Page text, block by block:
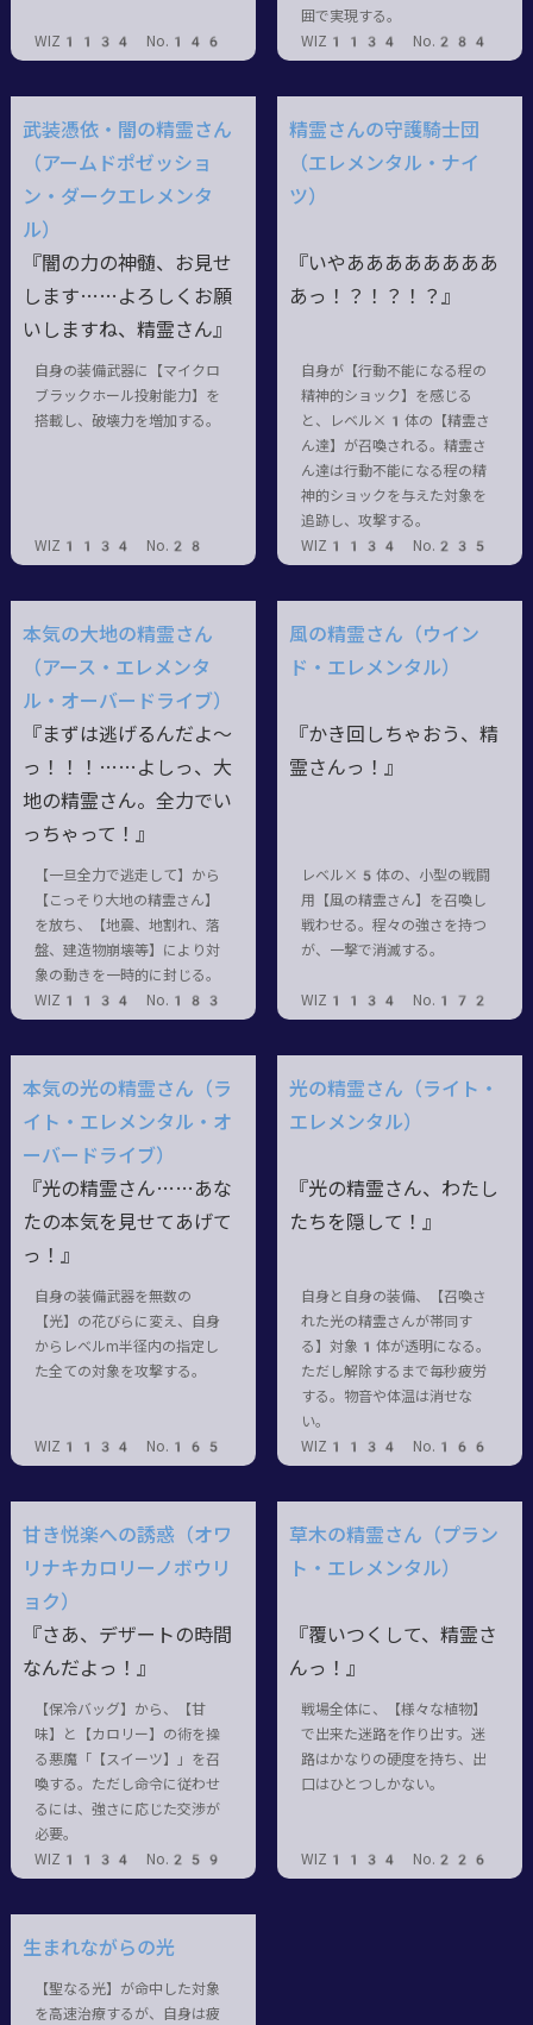
WIZ1134 No.146
囲で実現する。
WIZ1134 No.284
武装憑依・闇の精霊さん
（アームドポゼッショ
ン・ダークエレメンタ
ル）
『闇の力の神髄、お見せ
します……よろしくお願
いしますね、精霊さん』
自身の装備武器に【マイクロ
ブラックホール投射能力】を
搭載し、破壊力を増加する。
WIZ1134 No.28
精霊さんの守護騎士団
（エレメンタル・ナイ
ツ）
『いやああああああああ
あっ ！？！？！？』
自身が【行動不能になる程の
精神的ショック】を感じる
と、レベル×1体の【精霊さ
ん達】が召喚される。精霊さ
ん達は行動不能になる程の精
神的ショックを与えた対象を
追跡し、攻撃する。
WIZ1134 No.235
本気の大地の精霊さん
（アース・エレメンタ
ル・オーバードライブ）
『まずは逃げるんだよ～
っ ！！！…… よしっ、大
地の精霊さん。全力でい
っちゃって！』
【一旦全力で逃走して】から
【こっそり大地の精霊さん】
を放ち、【地震、地割れ、落
盤、建造物崩壊等】により対
象の動きを一時的に封じる。
WIZ1134 No.183
風の精霊さん（ウイン
ド・エレメンタル）
『かき回しちゃおう、精
霊さんっ！』
レベル×5体の、小型の戦闘
用【風の精霊さん】を召喚し
戦わせる。程々の強さを持つ
が、一撃で消滅する。
WIZ1134 No.172
本気の光の精霊さん（ラ
イト・エレメンタル・オ
ーバードライブ）
『光の精霊さん……あな
たの本気を見せてあげて
っ！』
自身の装備武器を無数の
【光】の花びらに変え、自身
からレベルm半径内の指定し
た全ての対象を攻撃する。
WIZ1134 No.165
光の精霊さん（ライト・
エレメンタル）
『光の精霊さん、わたし
たちを隠して！』
自身と自身の装備、【召喚さ
れた光の精霊さんが帯同す
る】対象1体が透明になる。
ただし解除するまで毎秒疲労
する。物音や体温は消せな
い。
WIZ1134 No.166
甘き悦楽への誘惑（オワ
リナキカロリーノボウリ
ョク）
『さあ、デザートの時間
なんだよっ！』
【保冷バッグ】から、【甘
味】と【カロリー】の術を操
る悪魔「【スイーツ】」を召
喚する。ただし命令に従わせ
るには、強さに応じた交渉が
必要。
WIZ1134 No.259
草木の精霊さん（プラン
ト・エレメンタル）
『覆いつくして、精霊さ
んっ！』
戦場全体に、【様々な植物】
で出来た迷路を作り出す。迷
路はかなりの硬度を持ち、出
口はひとつしかない。
WIZ1134 No.226
生まれながらの光
【聖なる光】が命中した対象
を高速治療するが、自身は疲